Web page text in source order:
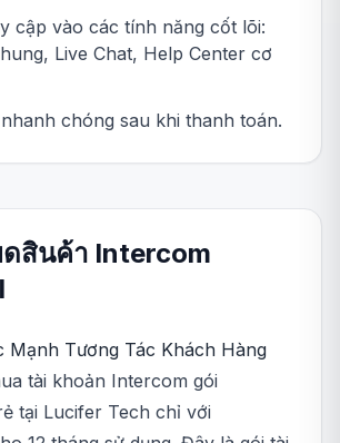
cập vào các tính năng cốt lõi:
Live Chat, Help Center cơ
chóng sau khi thanh toán.
ดสินค้า Intercom
Mạnh Tương Tác Khách Hàng
tài khoản Intercom gói
tại Lucifer Tech chỉ với